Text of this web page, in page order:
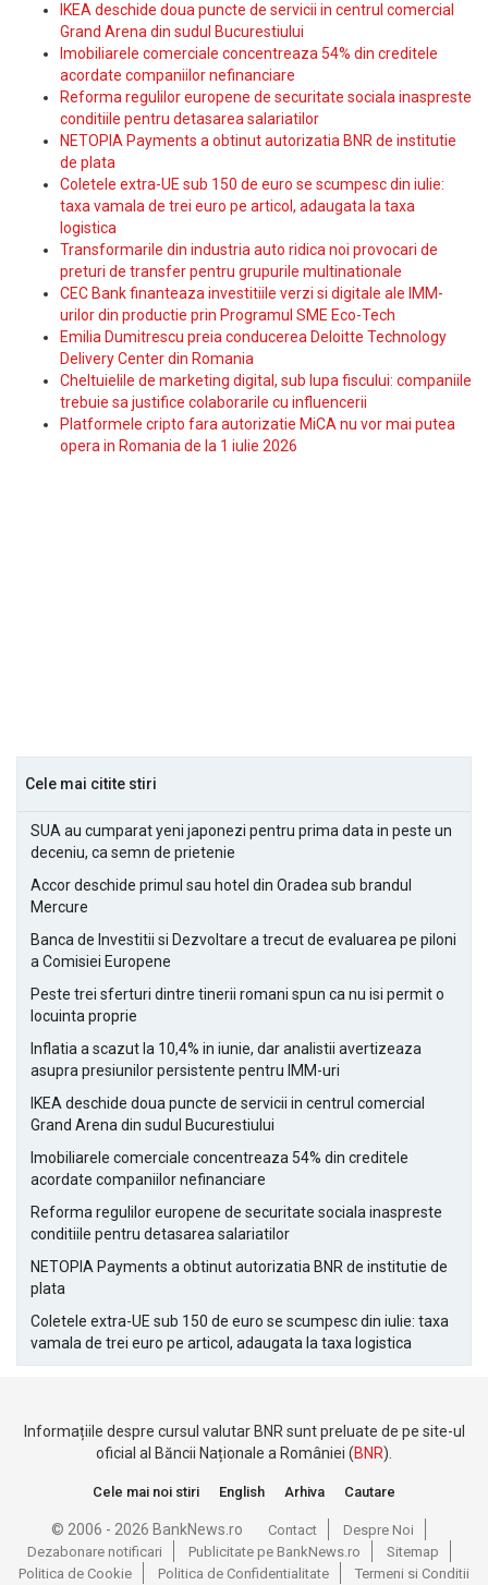
IKEA deschide doua puncte de servicii in centrul comercial
Grand Arena din sudul Bucurestiului
Imobiliarele comerciale concentreaza 54% din creditele
acordate companiilor nefinanciare
Reforma regulilor europene de securitate sociala inaspreste
conditiile pentru detasarea salariatilor
NETOPIA Payments a obtinut autorizatia BNR de institutie
de plata
Coletele extra-UE sub 150 de euro se scumpesc din iulie:
taxa vamala de trei euro pe articol, adaugata la taxa
logistica
Transformarile din industria auto ridica noi provocari de
preturi de transfer pentru grupurile multinationale
CEC Bank finanteaza investitiile verzi si digitale ale IMM-
urilor din productie prin Programul SME Eco-Tech
Emilia Dumitrescu preia conducerea Deloitte Technology
Delivery Center din Romania
Cheltuielile de marketing digital, sub lupa fiscului: companiile
trebuie sa justifice colaborarile cu influencerii
Platformele cripto fara autorizatie MiCA nu vor mai putea
opera in Romania de la 1 iulie 2026
Cele mai citite stiri
SUA au cumparat yeni japonezi pentru prima data in peste un
deceniu, ca semn de prietenie
Accor deschide primul sau hotel din Oradea sub brandul
Mercure
Banca de Investitii si Dezvoltare a trecut de evaluarea pe piloni
a Comisiei Europene
Peste trei sferturi dintre tinerii romani spun ca nu isi permit o
locuinta proprie
Inflatia a scazut la 10,4% in iunie, dar analistii avertizeaza
asupra presiunilor persistente pentru IMM-uri
IKEA deschide doua puncte de servicii in centrul comercial
Grand Arena din sudul Bucurestiului
Imobiliarele comerciale concentreaza 54% din creditele
acordate companiilor nefinanciare
Reforma regulilor europene de securitate sociala inaspreste
conditiile pentru detasarea salariatilor
NETOPIA Payments a obtinut autorizatia BNR de institutie de
plata
Coletele extra-UE sub 150 de euro se scumpesc din iulie: taxa
vamala de trei euro pe articol, adaugata la taxa logistica
Informațiile despre cursul valutar BNR sunt preluate de pe site-ul
oficial al Băncii Naționale a României (BNR).
Cele mai noi stiri English Arhiva Cautare
© 2006 - 2026 BankNews.ro Contact
Despre Noi
Dezabonare notificari
Publicitate pe BankNews.ro
Sitemap
Politica de Cookie
Politica de Confidentialitate Termeni si Conditii